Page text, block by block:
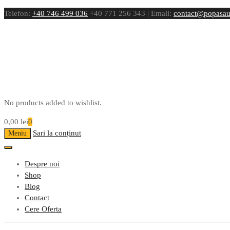
Telefon: +40 746 499 036 +40 771 256 343 | Email:
No products added to wishlist.
0,00 lei0
Meniu Sari la conținut
Despre noi
Shop
Blog
Contact
Cere Oferta